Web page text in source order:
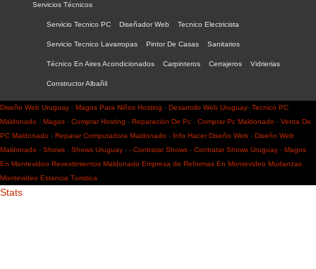
Servicios Técnicos
Servicio Tecnico PC Diseñador Web Tecnico Electricista
Servicio Tecnico Lavarropas Pintor De Casas Sanitarios
Técnico En Aires Acondicionados Carpinteros Cerrajeros Vidrierias
Constructor Albañil
Diseño Web Uruguay - Magos Para Niños Hosting - Desarrollo Web Uruguay- Tecnico PC
Maldonado - Magos - Comprar Hosting - Reparación De Pc - Comprar Pc Maldonado - Venta De
PC Maldonado - Reparar Computadora Maldonado - Info HacerDiseño Web - Diseño Web
Maldonado - Shows - Shows Uruguay - - Contratar Shows - Contratar Shows Uruguay - Magos
En Montevideo Revestimientos Maldonado Empresa de Reformas En Montevideo Mudanzas
Montevideo Estancia Turistica
Stats